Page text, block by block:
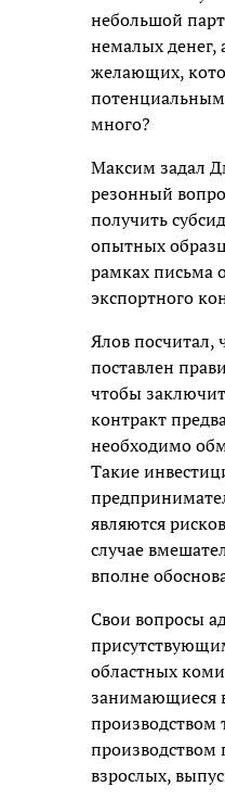
небольшой
немалых денег,
желающих,
много?
Максим задал
резонный
получить
опытных
рамках письма
экспортного
Ялов посчитал,
поставлен
чтобы
контракт
необходимо
Такие
являются
случае
вполне
Свои вопросы
областных
занимающиеся
производством
производством
взрослых,